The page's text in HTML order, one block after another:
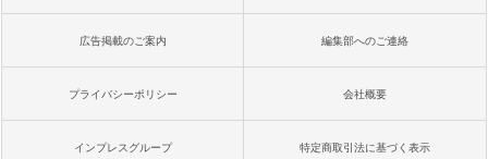
広告掲載のご案内 編集部へのご連絡
プライバシーポリシー 会社概要
インプレスグループ 特定商取引法に基づく表示